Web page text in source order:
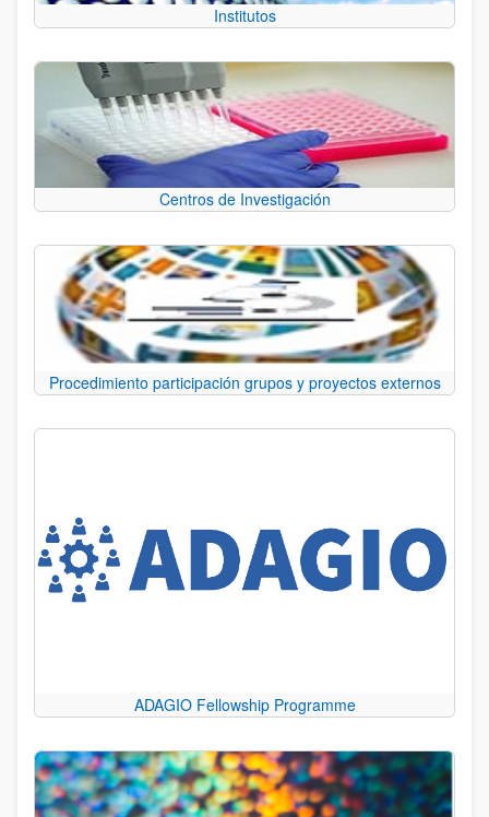
Institutos
Centros de Investigación
Procedimiento participación grupos y proyectos externos
ADAGIO Fellowship Programme